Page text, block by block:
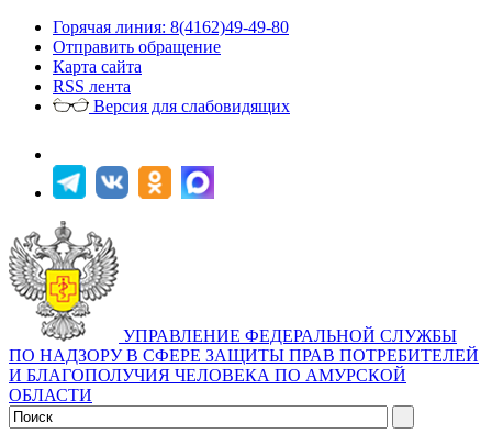
Горячая линия: 8(4162)49-49-80
Отправить обращение
Карта сайта
RSS лента
Версия для слабовидящих
УПРАВЛЕНИЕ ФЕДЕРАЛЬНОЙ СЛУЖБЫ
ПО НАДЗОРУ В СФЕРЕ ЗАЩИТЫ ПРАВ ПОТРЕБИТЕЛЕЙ
И БЛАГОПОЛУЧИЯ ЧЕЛОВЕКА ПО АМУРСКОЙ
ОБЛАСТИ